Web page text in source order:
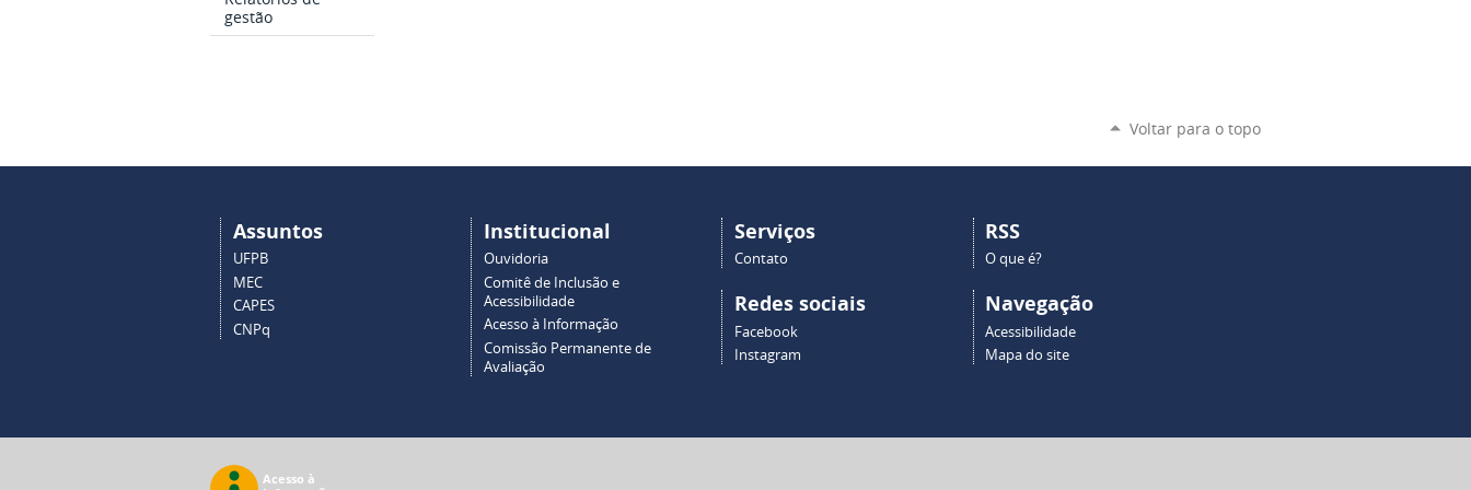
gestão
Voltar para o topo
Assuntos
UFPB
MEC
CAPES
CNPq
Institucional
Ouvidoria
Comitê de Inclusão e
Acessibilidade
Acesso à Informação
Comissão Permanente de
Avaliação
Serviços
Contato
Redes sociais
Facebook
Instagram
RSS
O que é?
Navegação
Acessibilidade
Mapa do site